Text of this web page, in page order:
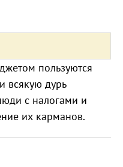
пользуются
всякую дурь
с налогами и
их карманов.